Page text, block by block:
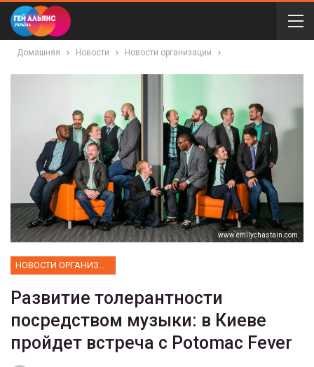
Домашняя Новости Новости организации
www.emilychastain.com
Развитие толерантности
посредством музыки: в Киеве
пройдет встреча с Potomac Fever